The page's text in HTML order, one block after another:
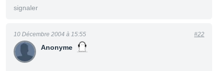
signaler
Anonyme
10 Décembre 2004 à 15:55 #22